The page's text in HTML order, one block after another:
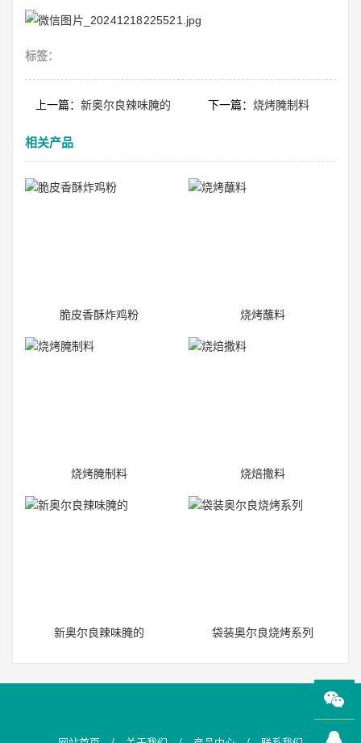
标签：
上一篇： 新奥尔良辣味腌的 下一篇： 烧烤腌制料
相关产品
脆皮香酥炸鸡粉 烧烤蘸料
烧烤腌制料 烧焙撒料
新奥尔良辣味腌的 袋装奥尔良烧烤系列